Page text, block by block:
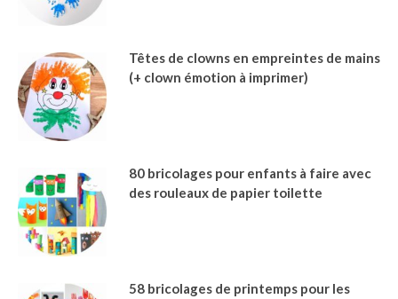
Têtes de clowns en empreintes de mains
(+ clown émotion à imprimer)
80 bricolages pour enfants à faire avec
des rouleaux de papier toilette
58 bricolages de printemps pour les